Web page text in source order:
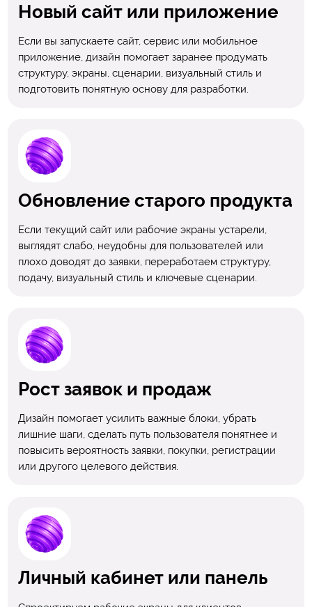
Новый сайт или приложение
Если вы запускаете сайт, сервис или мобильное
приложение, дизайн помогает заранее продумать
структуру, экраны, сценарии, визуальный стиль и
подготовить понятную основу для разработки.
Обновление старого продукта
Если текущий сайт или рабочие экраны устарели,
выглядят слабо, неудобны для пользователей или
плохо доводят до заявки, переработаем структуру,
подачу, визуальный стиль и ключевые сценарии.
Рост заявок и продаж
Дизайн помогает усилить важные блоки, убрать
лишние шаги, сделать путь пользователя понятнее и
повысить вероятность заявки, покупки, регистрации
или другого целевого действия.
Личный кабинет или панель